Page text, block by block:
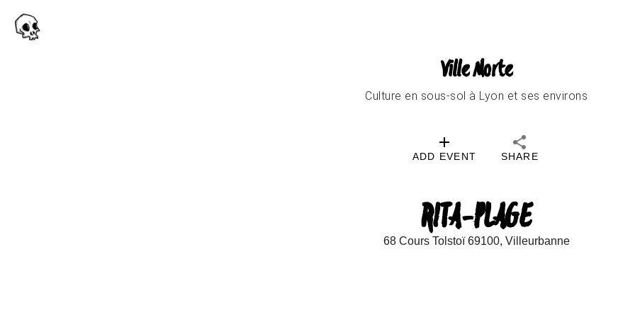
Ville Morte
Culture en sous-sol à Lyon et ses environs
ADD EVENT SHARE
RITA-PLAGE
68 Cours Tolstoï 69100, Villeurbanne